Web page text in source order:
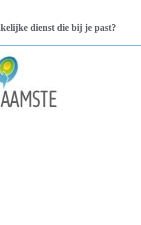
dienst die bij je past?